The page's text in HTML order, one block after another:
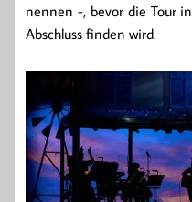
nennen -, bevor die Tour
Abschluss finden wird.